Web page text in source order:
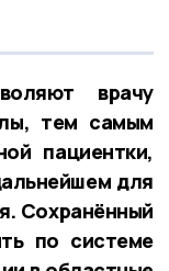
врачу
тем самым
пациентки,
для
Сохранённый
по системе